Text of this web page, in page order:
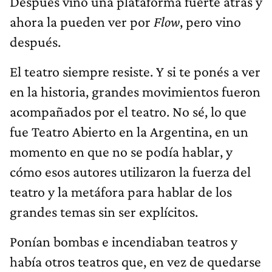
ahora la pueden ver por Flow, pero vino
después.
El teatro siempre resiste. Y si te ponés a ver
en la historia, grandes movimientos fueron
acompañados por el teatro. No sé, lo que
fue Teatro Abierto en la Argentina, en un
momento en que no se podía hablar, y
cómo esos autores utilizaron la fuerza del
teatro y la metáfora para hablar de los
grandes temas sin ser explícitos.
Ponían bombas e incendiaban teatros y
había otros teatros que, en vez de quedarse